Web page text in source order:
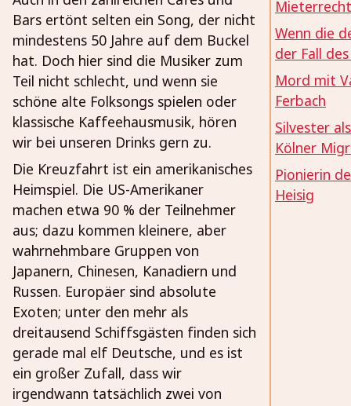
Bars ertönt selten ein Song, der nicht
mindestens 50 Jahre auf dem Buckel
hat. Doch hier sind die Musiker zum
Teil nicht schlecht, und wenn sie
schöne alte Folksongs spielen oder
klassische Kaffeehausmusik, hören
wir bei unseren Drinks gern zu.
Die Kreuzfahrt ist ein amerikanisches
Heimspiel. Die US-Amerikaner
machen etwa 90 % der Teilnehmer
aus; dazu kommen kleinere, aber
wahrnehmbare Gruppen von
Japanern, Chinesen, Kanadiern und
Russen. Europäer sind absolute
Exoten; unter den mehr als
dreitausend Schiffsgästen finden sich
gerade mal elf Deutsche, und es ist
ein großer Zufall, dass wir
irgendwann tatsächlich zwei von
Wenn die
der Fall
Mord mit
Ferbach
Silvester
Kölner
Pionierin
Heisig